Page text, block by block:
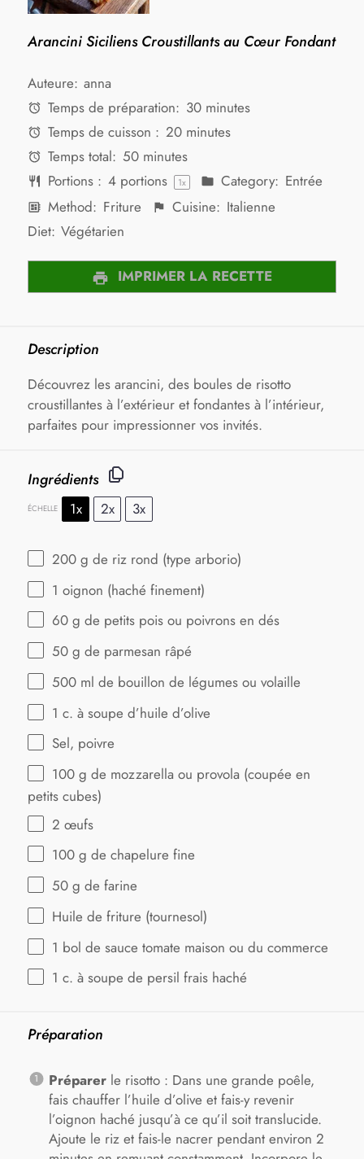
Arancini Siciliens Croustillants au Cœur Fondant
Auteure: anna
Temps de préparation: 30 minutes
Temps de cuisson : 20 minutes
Temps total: 50 minutes
Portions : 4portions 1x Category: Entrée
Method: Friture Cuisine: Italienne
Diet: Végétarien
IMPRIMER LA RECETTE
Description
Découvrez les arancini, des boules de risotto
croustillantes à l’extérieur et fondantes à l’intérieur,
parfaites pour impressionner vos invités.
Ingrédients
ÉCHELLE 1x 2x 3x
200 g de riz rond (type arborio)
1 oignon (haché finement)
60 g de petits pois ou poivrons en dés
50 g de parmesan râpé
500 ml de bouillon de légumes ou volaille
1 c. à soupe d’huile d’olive
Sel, poivre
100 g de mozzarella ou provola (coupée en
petits cubes)
2 œufs
100 g de chapelure fine
50 g de farine
Huile de friture (tournesol)
1 bol de sauce tomate maison ou du commerce
1 c. à soupe de persil frais haché
Préparation
Préparerle risotto : Dans une grande poêle,
fais chauffer l’huile d’olive et fais-y revenir
l’oignon haché jusqu’à ce qu’il soit translucide.
Ajoute le riz et fais-le nacrer pendant environ 2